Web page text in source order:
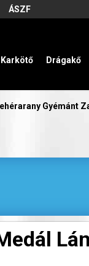
ÁSZF
Karkötő Drágakő
Gyémánt